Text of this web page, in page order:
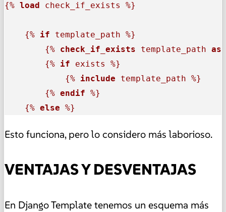
{% load check_if_exists %}
{% if template_path %}
{% check_if_exists template_path as
{% if exists %}
{% include template_path %}
{% endif %}
{% else %}
Esto funciona, pero lo considero más laborioso.
VENTAJAS Y DESVENTAJAS
En Django Template tenemos un esquema más